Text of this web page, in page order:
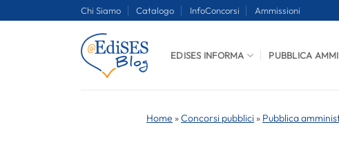
Chi Siamo Catalogo InfoConcorsi Ammissioni
EDISES INFORMA PUBBLICA
Home »Concorsi pubblici » Pubblica